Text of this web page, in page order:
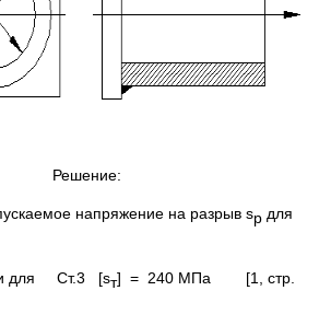
Решение:
напряжение на разрыв sp для
для Ст.3 [sт] = 240 МПа [1, стр.